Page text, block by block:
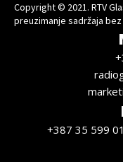
Copyright © 2021. RTV
preuzimanje sadržaja
+387 35 599